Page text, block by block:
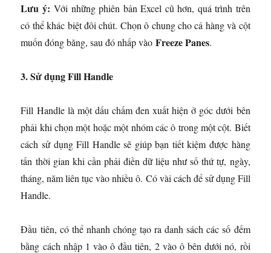
Lưu ý: Với những phiên bản Excel cũ hơn, quá trình trên
có thể khác biệt đôi chút. Chọn ô chung cho cả hàng và cột
muốn đóng băng, sau đó nhấp vàoFreeze Panes.
3. Sử dụng Fill Handle
Fill Handle là một dấu chấm đen xuất hiện ở góc dưới bên
phải khi chọn một hoặc một nhóm các ô trong một cột. Biết
cách sử dụng Fill Handle sẽ giúp bạn tiết kiệm được hàng
tấn thời gian khi cần phải điền dữ liệu như số thứ tự, ngày,
tháng, năm liên tục vào nhiều ô. Có vài cách để sử dụng Fill
Handle.
Đầu tiên, có thể nhanh chóng tạo ra danh sách các số đếm
bằng cách nhập 1 vào ô đầu tiên, 2 vào ô bên dưới nó, rồi